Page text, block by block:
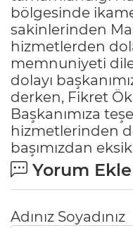
bölgesinde
sakinlerinden
hizmetlerden
memnuniyeti
dolayı
derken, Fikret
Başkanımıza
hizmetlerinden
başımızdan
Yorum Ekle
Adınız Soyadınız